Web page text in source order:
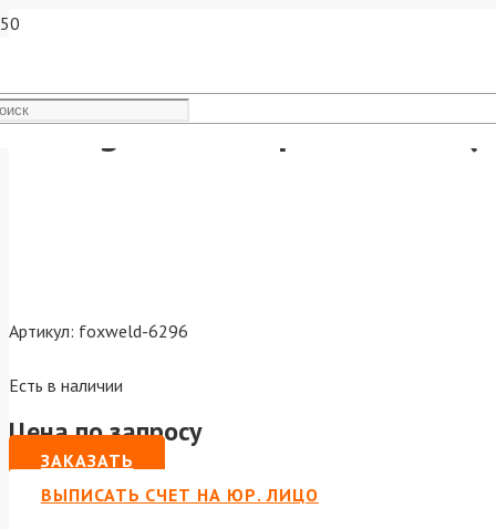
Varteg Плазмотрон РТ-31
Артикул: foxweld-6296
Есть в наличии
Цена по запросу
ЗАКАЗАТЬ
ВЫПИСАТЬ СЧЕТ НА ЮР. ЛИЦО